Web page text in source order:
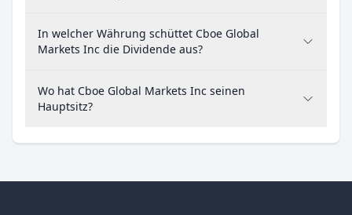
In welcher Währung schüttet Cboe Global
Markets Inc die Dividende aus?
Wo hat Cboe Global Markets Inc seinen
Hauptsitz?